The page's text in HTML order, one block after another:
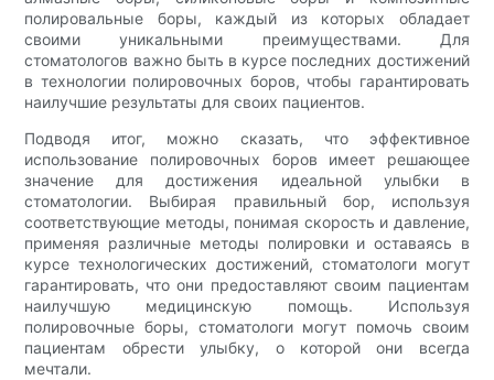
полировальные боры, каждый из которых обладает
своими уникальными преимуществами. Для
стоматологов важно быть в курсе последних достижений
в технологии полировочных боров, чтобы гарантировать
наилучшие результаты для своих пациентов.
Подводя итог, можно сказать, что эффективное
использование полировочных боров имеет решающее
значение для достижения идеальной улыбки в
стоматологии. Выбирая правильный бор, используя
соответствующие методы, понимая скорость и давление,
применяя различные методы полировки и оставаясь в
курсе технологических достижений, стоматологи могут
гарантировать, что они предоставляют своим пациентам
наилучшую медицинскую помощь. Используя
полировочные боры, стоматологи могут помочь своим
пациентам обрести улыбку, о которой они всегда
мечтали.